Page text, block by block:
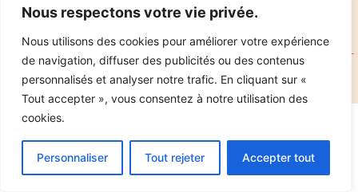
Nous respectons votre vie privée.
Nous utilisons des cookies pour améliorer votre expérience
de navigation, diffuser des publicités ou des contenus
personnalisés et analyser notre trafic. En cliquant sur «
Tout accepter », vous consentez à notre utilisation des
cookies.
Personnaliser Tout rejeter Accepter tout
75679 Paris
Copyright ©
2025
Mentions légales
Réalisation IPT